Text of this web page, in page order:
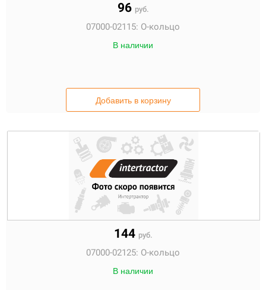
96 руб.
07000-02115: О-кольцо
В наличии
Добавить в корзину
144 руб.
07000-02125: О-кольцо
В наличии